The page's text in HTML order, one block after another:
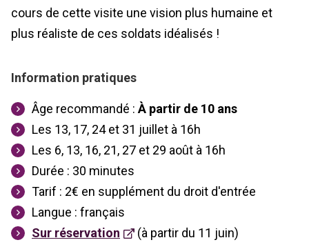
cours de cette visite une vision plus humaine et
plus réaliste de ces soldats idéalisés !
Information pratiques
Âge recommandé : À partir de 10 ans
Les 13, 17, 24 et 31 juillet à 16h
Les 6, 13, 16, 21, 27 et 29 août à 16h
Durée : 30 minutes
Tarif : 2€ en supplément du droit d'entrée
Langue : français
Sur réservation
(à partir du 11 juin)